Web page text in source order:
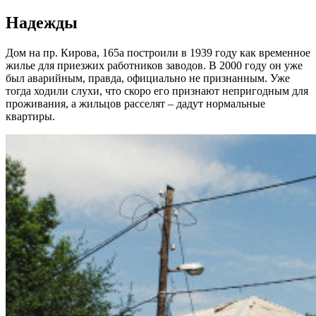
Надежды
Дом на пр. Кирова, 165а построили в 1939 году как временное
жилье для приезжих работников заводов. В 2000 году он уже
был аварийным, правда, официально не признанным. Уже
тогда ходили слухи, что скоро его признают непригодным для
проживания, а жильцов расселят – дадут нормальные
квартиры.